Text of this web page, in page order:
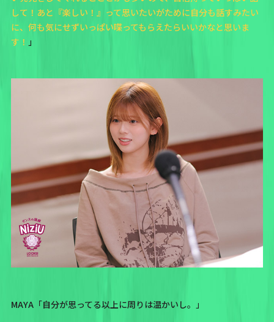
して！あと『楽しい！』って思いたいがために自分も話すみたい
に、何も気にせずいっぱい喋ってもらえたらいいかなと思いま
す！ 」
MAYA「自分が思ってる以上に周りは温かいし。」